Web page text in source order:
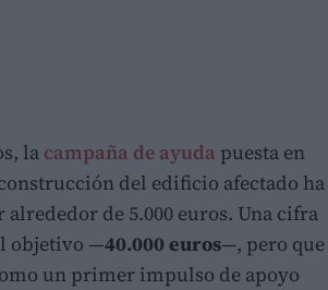
la campaña de ayuda puesta en
del edificio afectado ha
de 5.000 euros. Una cifra
objetivo —40.000 euros—, pero que
un primer impulso de apoyo